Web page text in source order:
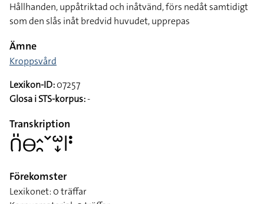
Hållhanden, uppåtriktad och inåtvänd, förs nedåt samtidigt
som den slås inåt bredvid huvudet, upprepas
Ämne
Kroppsvård
Lexikon-ID:07257
Glosa i STS-korpus:-
Transkription
􌤂􌤺􌤫􌤵􌥘􌥧􌥱􌦊􌥼􌥻
Förekomster
Lexikonet: 0 träffar